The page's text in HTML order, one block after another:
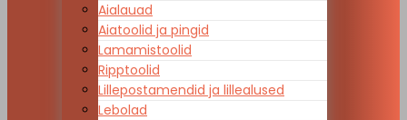
Aialauad
Aiatoolid ja pingid
Lamamistoolid
Ripptoolid
Lillepostamendid ja lillealused
Lebolad